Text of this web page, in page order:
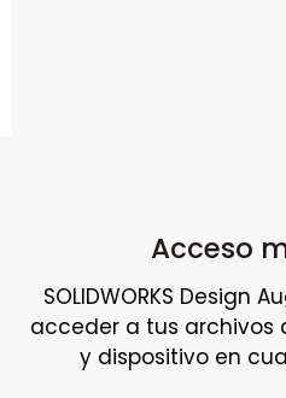
Acceso
SOLIDWORKS Design
acceder a tus archivos
y dispositivo en